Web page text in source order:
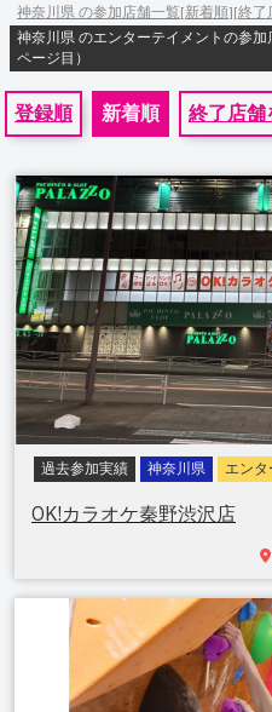
神奈川県 の参加店舗一覧[新着順][終了
神奈川県 のエンターテイメントの参
ページ目）
登録順 新着順 終了店舗
過去参加実績 神奈川県 エンタ
OK!カラオケ秦野渋沢店